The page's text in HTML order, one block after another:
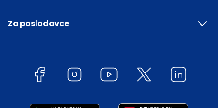
Za poslodavce